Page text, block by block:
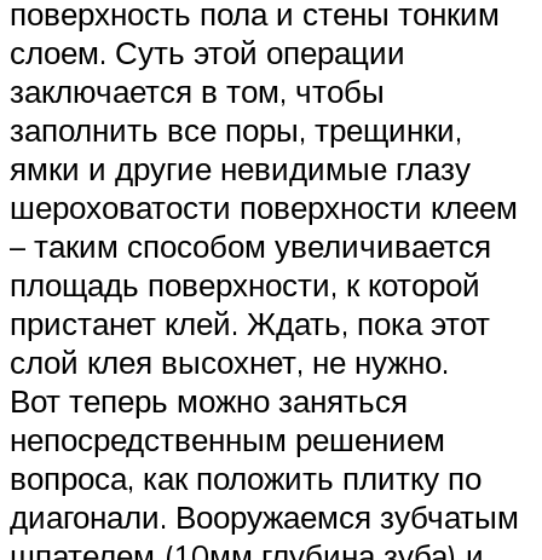
поверхность пола и стены тонким
слоем. Суть этой операции
заключается в том, чтобы
заполнить все поры, трещинки,
ямки и другие невидимые глазу
шероховатости поверхности клеем
– таким способом увеличивается
площадь поверхности, к которой
пристанет клей. Ждать, пока этот
слой клея высохнет, не нужно.
Вот теперь можно заняться
непосредственным решением
вопроса, как положить плитку по
диагонали. Вооружаемся зубчатым